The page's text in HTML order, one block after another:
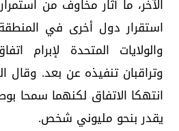
الآخر، ما أثار مخاوف من
استقرار دول أخرى في
والولايات المتحدة لإبرام
وتراقبان تنفيذه عن بعد. وقال
انتهكا الاتفاق لكنهما سمحا
يقدر بنحو مليوني شخص.